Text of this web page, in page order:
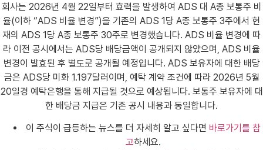
회사는 2026년 4월 22일부터 효력을 발생하여 ADS 대 A종 보통주 비
율(이하 “ADS 비율 변경”)을 기존의 ADS 1당 A종 보통주 3주에서 현
재의 ADS 1당 A종 보통주 30주로 변경했습니다. ADS 비율 변경에 따
라 이전 공시에서는 ADS당 배당금액이 공개되지 않았으며, ADS 비율
변경이 발효된 후 별도로 공개될 예정입니다. ADS 보유자에 대한 배당
금은 ADS당 미화 1.197달러이며, 예탁 계약 조건에 따라 2026년 5월
20일경 예탁은행을 통해 지급될 것으로 예상됩니다. 보통주 보유자에 대
한 배당금 지급은 기존 공시 내용과 동일합니다.
이 주식이 급등하는 뉴스를 더 자세히 알고 싶다면 바로가기를 참
고하세요.